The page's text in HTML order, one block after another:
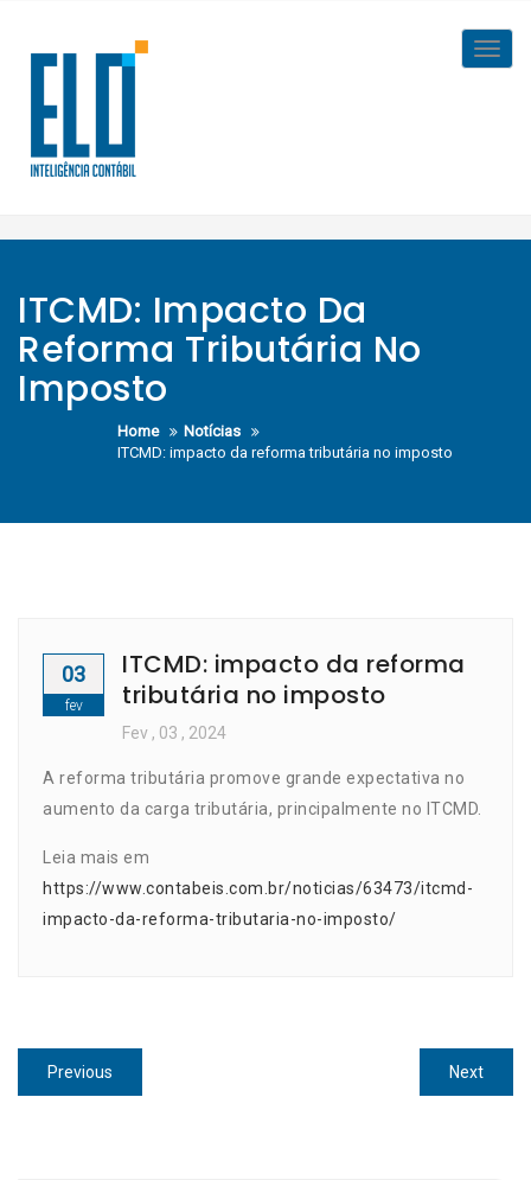
content
ITCMD: Impacto Da
Reforma Tributária No
Imposto
Home
Notícias
ITCMD: impacto da reforma tributária no imposto
03
fev
ITCMD: impacto da reforma
tributária no imposto
Fev , 03 , 2024
A reforma tributária promove grande expectativa no
aumento da carga tributária, principalmente no ITCMD.
Leia mais em
https://www.contabeis.com.br/noticias/63473/itcmd-
impacto-da-reforma-tributaria-no-imposto/
Navegação
de
Previous
post:
NextNext
post: